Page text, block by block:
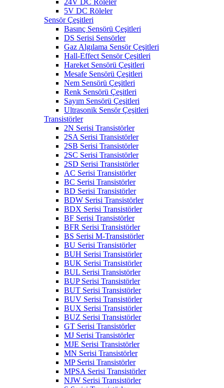
24V DC Röleler
5V DC Röleler
Sensör Çeşitleri
Basınç Sensörü Çeşitleri
DS Serisi Sensörler
Gaz Algılama Sensör Çeşitleri
Hall-Effect Sensör Çeşitleri
Hareket Sensörü Çeşitleri
Mesafe Sensörü Çeşitleri
Nem Sensörü Çeşitleri
Renk Sensörü Çeşitleri
Sayım Sensörü Çeşitleri
Ultrasonik Sensör Çeşitleri
Transistörler
2N Serisi Transistörler
2SA Serisi Transistörler
2SB Serisi Transistörler
2SC Serisi Transistörler
2SD Serisi Transistörler
AC Serisi Transistörler
BC Serisi Transistörler
BD Serisi Transistörler
BDW Serisi Transistörler
BDX Serisi Transistörler
BF Serisi Transistörler
BFR Serisi Transistörler
BS Serisi M-Transistörler
BU Serisi Transistörler
BUH Serisi Transistörler
BUK Serisi Transistörler
BUL Serisi Transistörler
BUP Serisi Transistörler
BUT Serisi Transistörler
BUV Serisi Transistörler
BUX Serisi Transistörler
BUZ Serisi Transistörler
GT Serisi Transistörler
MJ Serisi Transistörler
MJE Serisi Transistörler
MN Serisi Transistörler
MP Serisi Transistörler
MPSA Serisi Transistörler
NJW Serisi Transistörler